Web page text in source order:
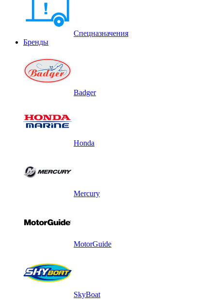
Спецназначения
Бренды
Badger
Honda
Mercury
MotorGuide
SkyBoat